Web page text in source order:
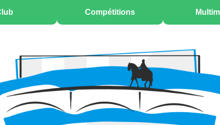
Compétitions